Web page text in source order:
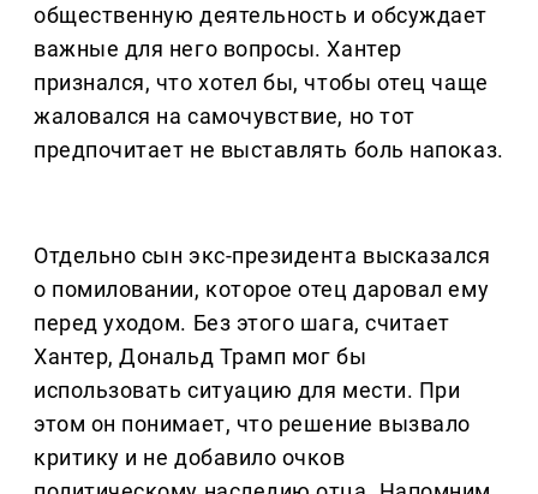
общественную деятельность и обсуждает
важные для него вопросы. Хантер
признался, что хотел бы, чтобы отец чаще
жаловался на самочувствие, но тот
предпочитает не выставлять боль напоказ.
Отдельно сын экс-президента высказался
о помиловании, которое отец даровал ему
перед уходом. Без этого шага, считает
Хантер, Дональд Трамп мог бы
использовать ситуацию для мести. При
этом он понимает, что решение вызвало
критику и не добавило очков